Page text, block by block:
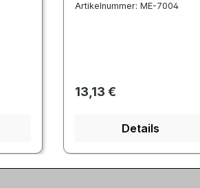
PERFEKT, STABILUS
Artikelnummer: ME-7004
Regulärer Preis:
13,13 €
Details